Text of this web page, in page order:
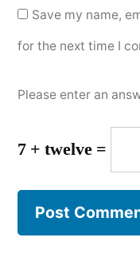
Save my name,
for the next time I
Please enter an
7 + twelve =